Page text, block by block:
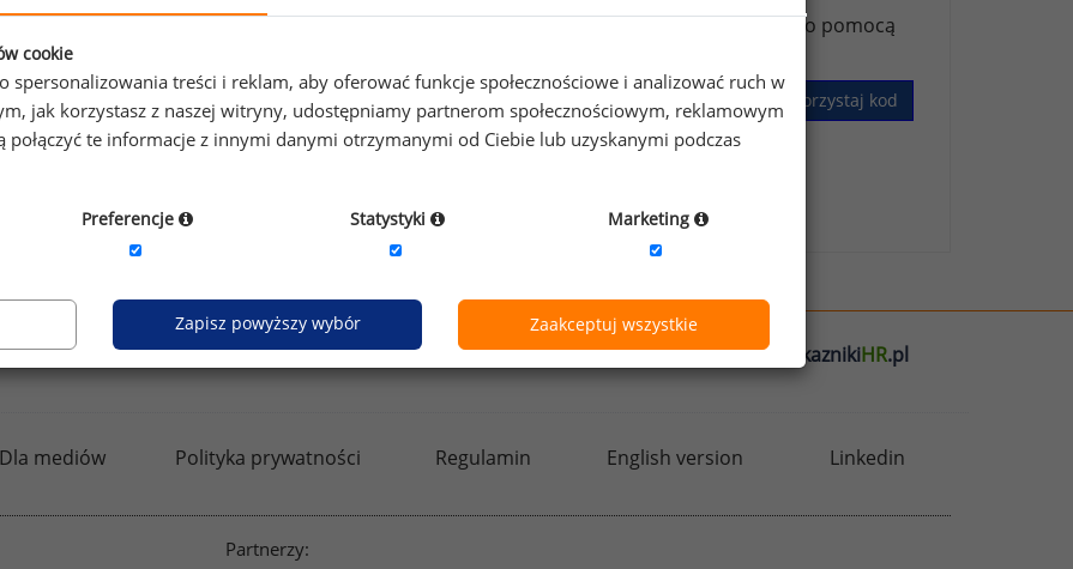
posiadasz dostęp, do pełnego raportu jednego z powyższych stanowisk możesz za jego pomocą
raporty dla pozostałych.
Wykorzystaj kod
kfw.sedlak.pl rynekpracy.pl raportyplacowe.pl badaniaHR.pl wskaznikiHR.pl
Dla mediów Polityka prywatności Regulamin English version Linkedin
Partnerzy:
cookie
treści i reklam, aby oferować funkcje społecznościowe i analizować ruch w
jak korzystasz z naszej witryny, udostępniamy partnerom społecznościowym, reklamowym
połączyć te informacje z innymi danymi otrzymanymi od Ciebie lub uzyskanymi podczas
Preferencje Statystyki Marketing
Zapisz powyższy wybór Zaakceptuj wszystkie